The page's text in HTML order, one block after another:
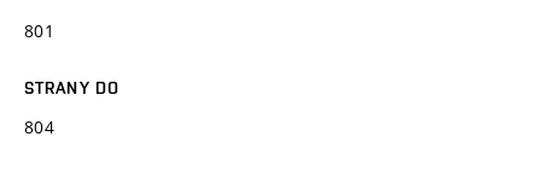
801
STRANY DO
804